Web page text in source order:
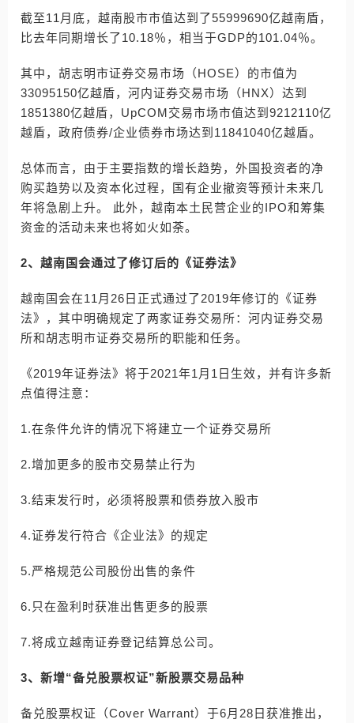
截至11月底，越南股市市值达到了55999690亿越南盾，
比去年同期增长了10.18％，相当于GDP的101.04％。
其中，胡志明市证券交易市场（HOSE）的市值为
33095150亿越盾，河内证券交易市场（HNX）达到
1851380亿越盾，UpCOM交易市场市值达到9212110亿
越盾，政府债券/企业债券市场达到11841040亿越盾。
总体而言，由于主要指数的增长趋势，外国投资者的净
购买趋势以及资本化过程，国有企业撤资等预计未来几
年将急剧上升。 此外，越南本土民营企业的IPO和筹集
资金的活动未来也将如火如荼。
2、越南国会通过了修订后的《证券法》
越南国会在11月26日正式通过了2019年修订的《证券
法》，其中明确规定了两家证券交易所：河内证券交易
所和胡志明市证券交易所的职能和任务。
《2019年证券法》将于2021年1月1日生效，并有许多新
点值得注意：
1.在条件允许的情况下将建立一个证券交易所
2.增加更多的股市交易禁止行为
3.结束发行时，必须将股票和债券放入股市
4.证券发行符合《企业法》的规定
5.严格规范公司股份出售的条件
6.只在盈利时获准出售更多的股票
7.将成立越南证券登记结算总公司。
3、新增“备兑股票权证”新股票交易品种
备兑股票权证（Cover Warrant）于6月28日获准推出，